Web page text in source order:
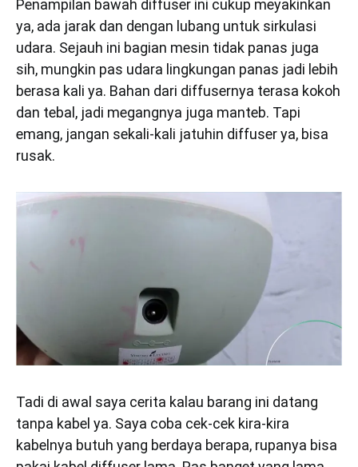
Penampilan bawah diffuser ini cukup meyakinkan
ya, ada jarak dan dengan lubang untuk sirkulasi
udara. Sejauh ini bagian mesin tidak panas juga
sih, mungkin pas udara lingkungan panas jadi lebih
berasa kali ya. Bahan dari diffusernya terasa kokoh
dan tebal, jadi megangnya juga manteb. Tapi
emang, jangan sekali-kali jatuhin diffuser ya, bisa
rusak.
Tadi di awal saya cerita kalau barang ini datang
tanpa kabel ya. Saya coba cek-cek kira-kira
kabelnya butuh yang berdaya berapa, rupanya bisa